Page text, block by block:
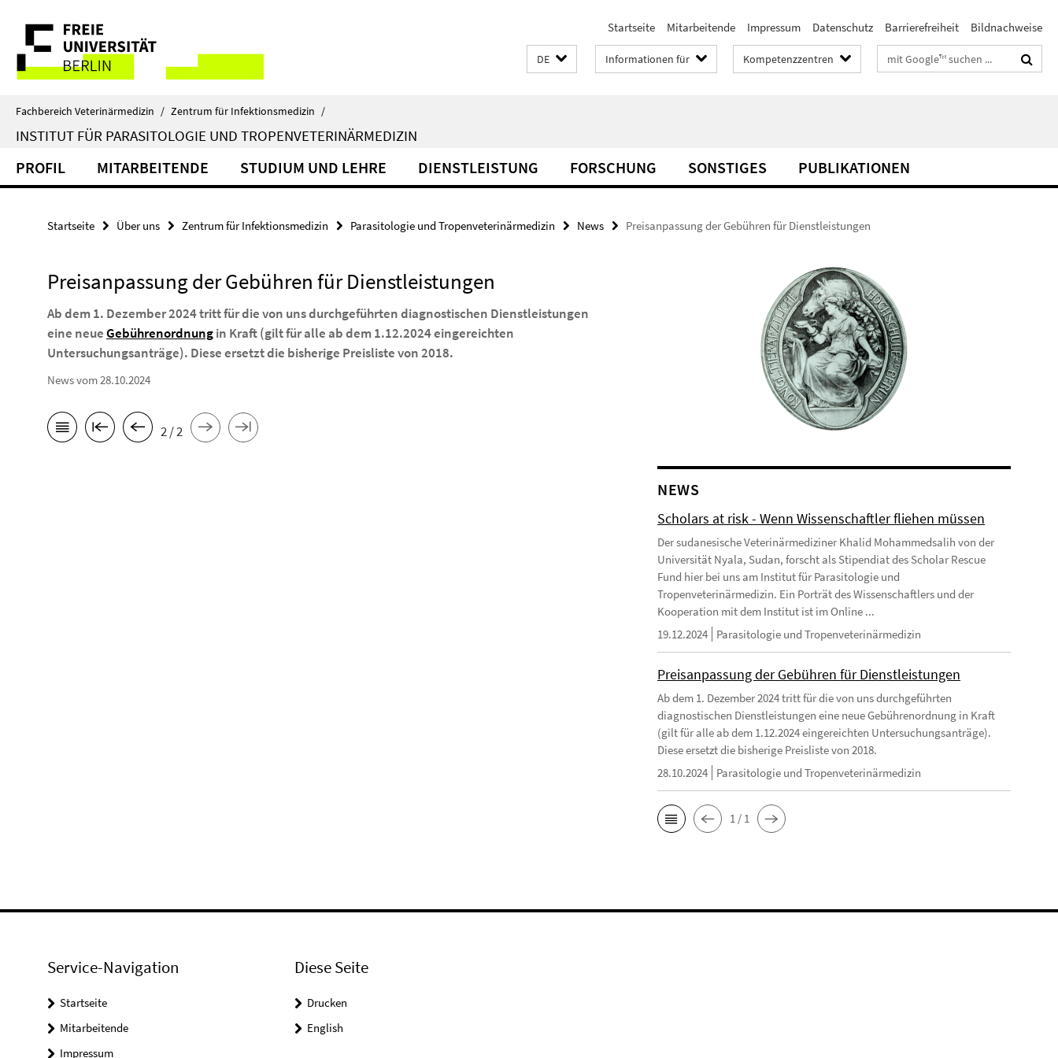
direkt
Inhalt
Service-
Navigation
Startseite Mitarbeitende Impressum Datenschutz Barrierefreiheit Bildnachweise
DE Informationen für Kompetenzzentren Suchbegriffe
Fachbereich Veterinärmedizin / Zentrum für Infektionsmedizin /
INSTITUT FÜR PARASITOLOGIE UND TROPENVETERINÄRMEDIZIN
PROFIL MITARBEITENDE STUDIUM UND LEHRE DIENSTLEISTUNG FORSCHUNG SONSTIGES PUBLIKATIONEN
Startseite Über uns Zentrum für Infektionsmedizin Parasitologie und Tropenveterinärmedizin News Preisanpassung der Gebühren für Dienstleistungen
Preisanpassung der Gebühren für Dienstleistungen
Ab dem 1. Dezember 2024 tritt für die von uns durchgeführten diagnostischen Dienstleistungen
eine neueGebührenordnungin Kraft (gilt für alle ab dem 1.12.2024 eingereichten
Untersuchungsanträge). Diese ersetzt die bisherige Preisliste von 2018.
News vom 28.10.2024
2 / 2
NEWS
Scholars at risk - Wenn Wissenschaftler fliehen müssen
Der sudanesische Veterinärmediziner Khalid Mohammedsalih von der
Universität Nyala, Sudan, forscht als Stipendiat des Scholar Rescue
Fund hier bei uns am Institut für Parasitologie und
Tropenveterinärmedizin. Ein Porträt des Wissenschaftlers und der
Kooperation mit dem Institut ist im Online ...
19.12.2024
Parasitologie und Tropenveterinärmedizin
Preisanpassung der Gebühren für Dienstleistungen
Ab dem 1. Dezember 2024 tritt für die von uns durchgeführten
diagnostischen Dienstleistungen eine neue Gebührenordnung in Kraft
(gilt für alle ab dem 1.12.2024 eingereichten Untersuchungsanträge).
Diese ersetzt die bisherige Preisliste von 2018.
28.10.2024
Parasitologie und Tropenveterinärmedizin
1 / 1
Service-Navigation
Startseite
Mitarbeitende
Impressum
Diese Seite
Drucken
English